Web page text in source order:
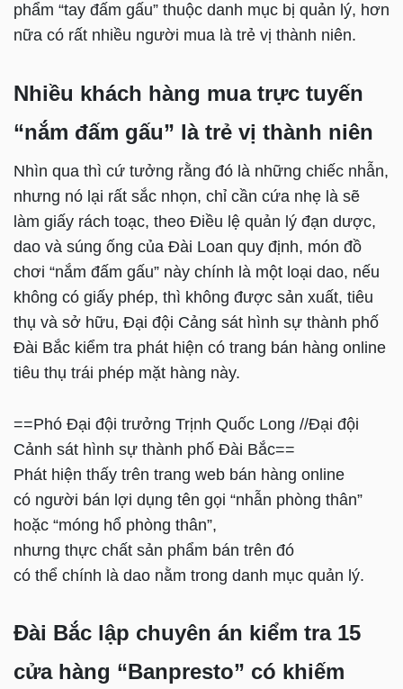
phẩm “tay đấm gấu” thuộc danh mục bị quản lý, hơn
nữa có rất nhiều người mua là trẻ vị thành niên.
Nhiều khách hàng mua trực tuyến
“nắm đấm gấu” là trẻ vị thành niên
Nhìn qua thì cứ tưởng rằng đó là những chiếc nhẫn,
nhưng nó lại rất sắc nhọn, chỉ cần cứa nhẹ là sẽ
làm giấy rách toạc, theo Điều lệ quản lý đạn dược,
dao và súng ống của Đài Loan quy định, món đồ
chơi “nắm đấm gấu” này chính là một loại dao, nếu
không có giấy phép, thì không được sản xuất, tiêu
thụ và sở hữu, Đại đội Cảng sát hình sự thành phố
Đài Bắc kiểm tra phát hiện có trang bán hàng online
tiêu thụ trái phép mặt hàng này.
==Phó Đại đội trưởng Trịnh Quốc Long //Đại đội
Cảnh sát hình sự thành phố Đài Bắc==
Phát hiện thấy trên trang web bán hàng online
có người bán lợi dụng tên gọi “nhẫn phòng thân”
hoặc “móng hổ phòng thân”,
nhưng thực chất sản phẩm bán trên đó
có thể chính là dao nằm trong danh mục quản lý.
Đài Bắc lập chuyên án kiểm tra 15
cửa hàng “Banpresto” có khiếm